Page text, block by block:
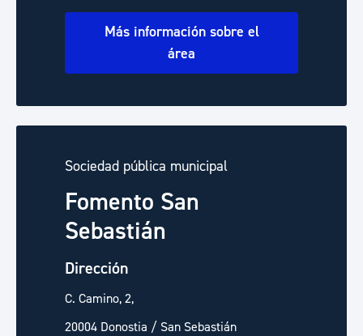
Más información sobre el
área
Sociedad pública municipal
Fomento San
Sebastián
Dirección
C. Camino, 2,
20004 Donostia / San Sebastián